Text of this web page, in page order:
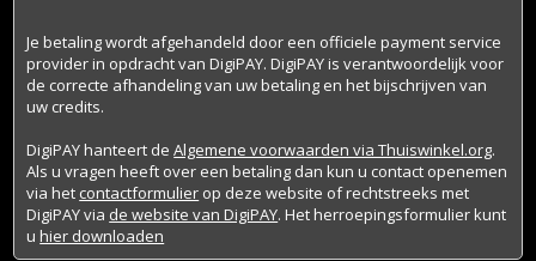
Je betaling wordt afgehandeld door een officiele payment service
provider in opdracht van DigiPAY. DigiPAY is verantwoordelijk voor
de correcte afhandeling van uw betaling en het bijschrijven van
uw credits.
DigiPAY hanteert deAlgemene voorwaarden via Thuiswinkel.org.
Als u vragen heeft over een betaling dan kun u contact openemen
via het contactformulier op deze website of rechtstreeks met
DigiPAY via de website van DigiPAY. Het herroepingsformulier kunt
uhier downloaden